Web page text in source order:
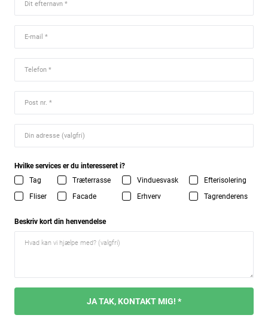
Hvilke services er du interesseret i?
Tag
Fliser
Træterrasse
Facade
Vinduesvask
Erhverv
Efterisolering
Tagrenderens
Beskriv kort din henvendelse
JA TAK, KONTAKT MIG! *